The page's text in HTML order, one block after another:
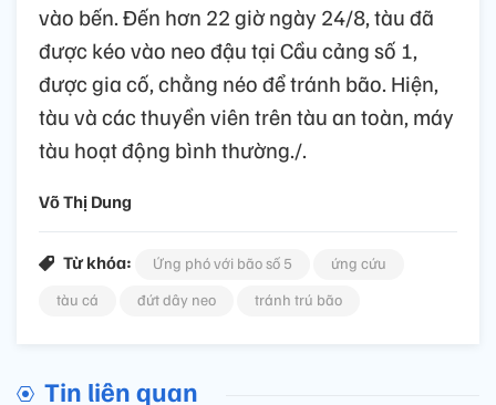
vào bến. Đến hơn 22 giờ ngày 24/8, tàu đã
được kéo vào neo đậu tại Cầu cảng số 1,
được gia cố, chằng néo để tránh bão. Hiện,
tàu và các thuyền viên trên tàu an toàn, máy
tàu hoạt động bình thường./.
Võ Thị Dung
Từ khóa: Ứng phó với bão số 5
ứng cứu
tàu cá
đứt dây neo tránh trú bão
Tin liên quan